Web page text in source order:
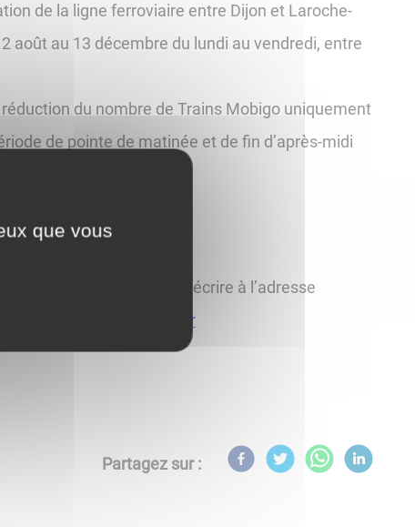
de la ligne ferroviaire entre Dijon et Laroche-
août au 13 décembre du lundi au vendredi, entre
du nombre de Trains Mobigo uniquement
de pointe de matinée et de fin d’après-midi
consultable ici
? Vous pouvez écrire à l’adresse
larochemigennes@sncf.fr
Partagez sur :
que vous